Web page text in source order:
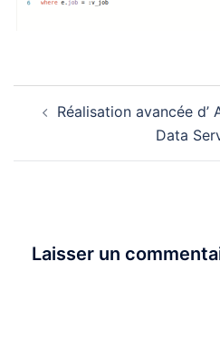
d’article
Réalisation avancée d’
Data
Laisser un